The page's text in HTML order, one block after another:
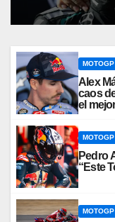
MOTOGP
Álex
caos
el
MOTOGP
Pedro
“Este
MOTOGP